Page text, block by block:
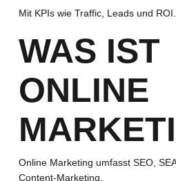
Mit KPIs wie Traffic, Leads und ROI.
WAS IST
ONLINE
Online Marketing umfasst SEO,
Content-Marketing.